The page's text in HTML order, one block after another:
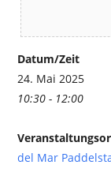
Datum/Zeit
24. Mai 2025
10:30 - 12:00
del Mar